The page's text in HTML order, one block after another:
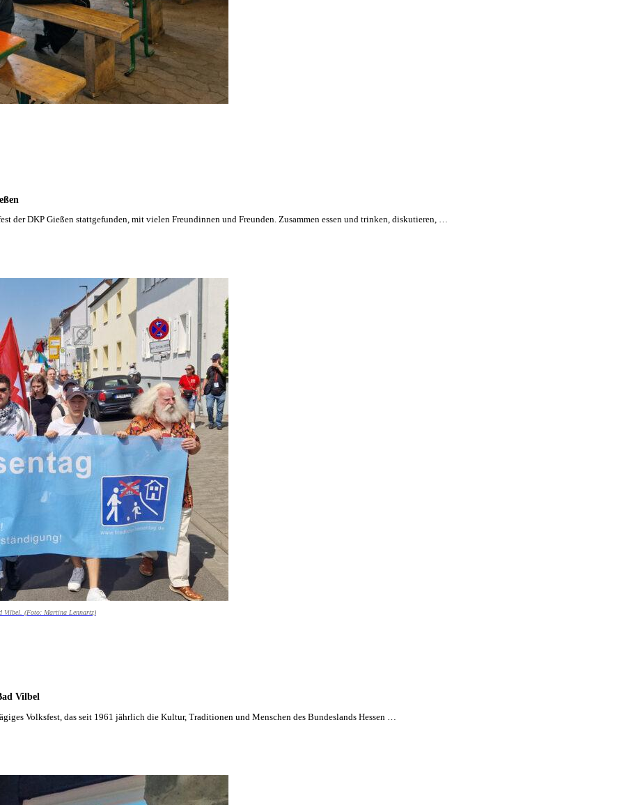
der DKP Gießen stattgefunden, mit vielen Freundinnen und Freunden. Zusammen essen und trinken, diskutieren, …
Vilbel. (Foto: Martina Lennartz)
Vilbel
Volksfest, das seit 1961 jährlich die Kultur, Traditionen und Menschen des Bundeslands Hessen …